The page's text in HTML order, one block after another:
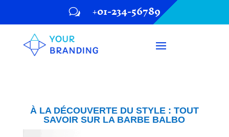
w +01-234-56789
À LA DÉCOUVERTE DU STYLE : TOUT
SAVOIR SUR LA BARBE BALBO